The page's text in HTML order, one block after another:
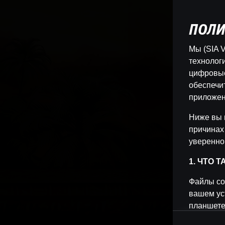
Мы (SIA
Ниже вы
1. ЧТО
Файлы
вашем